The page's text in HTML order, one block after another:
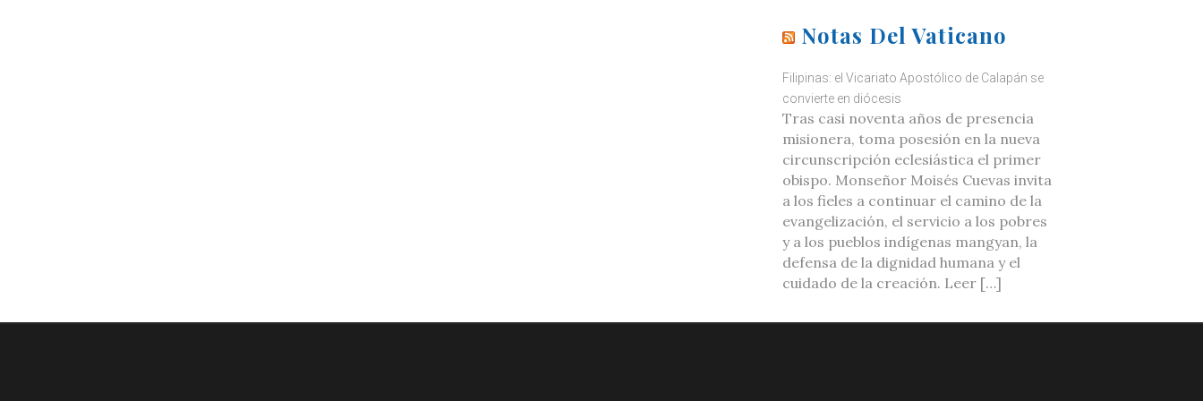
Notas Del Vaticano
Filipinas: el Vicariato Apostólico de Calapán se
convierte en diócesis
Tras casi noventa años de presencia
misionera, toma posesión en la nueva
circunscripción eclesiástica el primer
obispo. Monseñor Moisés Cuevas invita
a los fieles a continuar el camino de la
evangelización, el servicio a los pobres
y a los pueblos indígenas mangyan, la
defensa de la dignidad humana y el
cuidado de la creación. Leer […]